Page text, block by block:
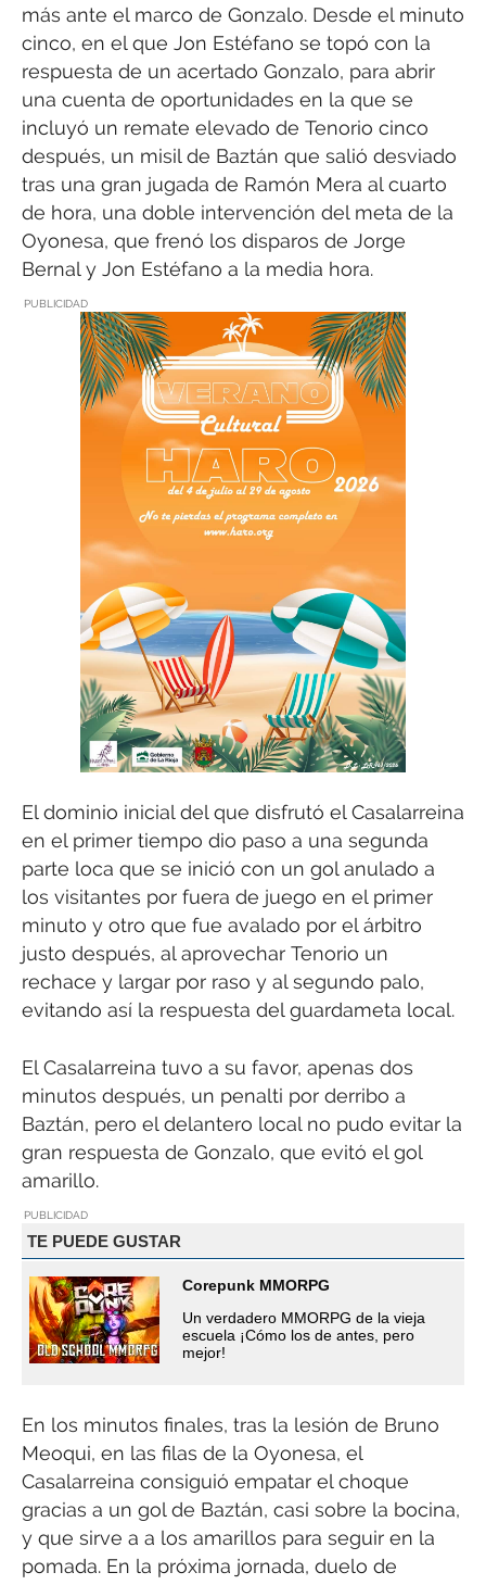
más ante el marco de Gonzalo. Desde el minuto
cinco, en el que Jon Estéfano se topó con la
respuesta de un acertado Gonzalo, para abrir
una cuenta de oportunidades en la que se
incluyó un remate elevado de Tenorio cinco
después, un misil de Baztán que salió desviado
tras una gran jugada de Ramón Mera al cuarto
de hora, una doble intervención del meta de la
Oyonesa, que frenó los disparos de Jorge
Bernal y Jon Estéfano a la media hora.
PUBLICIDAD
El dominio inicial del que disfrutó el Casalarreina
en el primer tiempo dio paso a una segunda
parte loca que se inició con un gol anulado a
los visitantes por fuera de juego en el primer
minuto y otro que fue avalado por el árbitro
justo después, al aprovechar Tenorio un
rechace y largar por raso y al segundo palo,
evitando así la respuesta del guardameta local.
El Casalarreina tuvo a su favor, apenas dos
minutos después, un penalti por derribo a
Baztán, pero el delantero local no pudo evitar la
gran respuesta de Gonzalo, que evitó el gol
amarillo.
PUBLICIDAD
TE PUEDE GUSTAR
Corepunk MMORPG
Un verdadero MMORPG de la vieja
escuela ¡Cómo los de antes, pero
mejor!
En los minutos finales, tras la lesión de Bruno
Meoqui, en las filas de la Oyonesa, el
Casalarreina consiguió empatar el choque
gracias a un gol de Baztán, casi sobre la bocina,
y que sirve a a los amarillos para seguir en la
pomada. En la próxima jornada, duelo de